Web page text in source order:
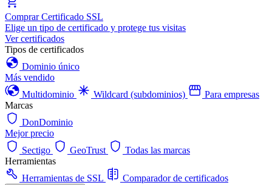
Comprar Certificado SSL
Elige un tipo de certificado y protege tus visitas
Ver certificados
Tipos de certificados
Dominio único
Más vendido
Multidominio
Wildcard (subdominios)
Para empresas
Marcas
DonDominio
Mejor precio
Sectigo
GeoTrust
Todas las marcas
Herramientas
Herramientas de SSL
Comparador de certificados